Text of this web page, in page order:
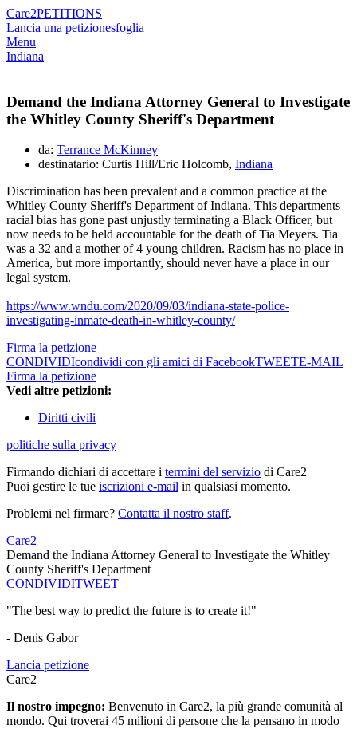
Care2PETITIONS
Lancia una petizionesfoglia
Menu
Indiana
Demand the Indiana Attorney General to Investigate
the Whitley County Sheriff's Department
da: Terrance McKinney
destinatario: Curtis Hill/Eric Holcomb, Indiana
Discrimination has been prevalent and a common practice at the
Whitley County Sheriff's Department of Indiana. This departments
racial bias has gone past unjustly terminating a Black Officer, but
now needs to be held accountable for the death of Tia Meyers. Tia
was a 32 and a mother of 4 young children. Racism has no place in
America, but more importantly, should never have a place in our
legal system.
https://www.wndu.com/2020/09/03/indiana-state-police-
investigating-inmate-death-in-whitley-county/
Firma la petizione
CONDIVIDIcondividi con gli amici di FacebookTWEETE-MAIL
Firma la petizione
Vedi altre petizioni:
Diritti civili
politiche sulla privacy
Firmando dichiari di accettare i termini del servizio di Care2
Puoi gestire le tue iscrizioni e-mail in qualsiasi momento.
Problemi nel firmare? Contatta il nostro staff.
Care2
Demand the Indiana Attorney General to Investigate the Whitley
County Sheriff's Department
CONDIVIDITWEET
"The best way to predict the future is to create it!"
- Denis Gabor
Lancia petizione
Care2
Il nostro impegno: Benvenuto in Care2, la più grande comunità al
mondo. Qui troverai 45 milioni di persone che la pensano in modo